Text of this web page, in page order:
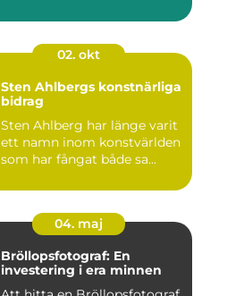
02. okt
Sten Ahlbergs konstnärliga
bidrag
Sten Ahlberg har länge varit
ett namn inom konstvärlden
som har fångat både sa...
04. maj
Bröllopsfotograf: En
investering i era minnen